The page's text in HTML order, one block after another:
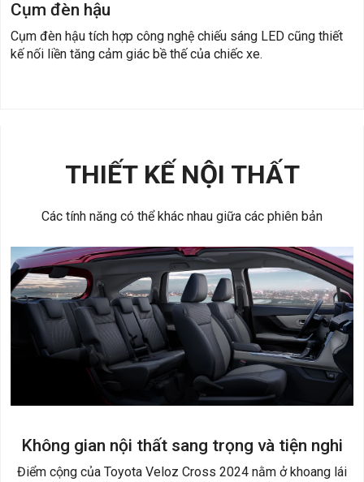
Cụm đèn hậu
Cụm đèn hậu tích hợp công nghệ chiếu sáng LED cũng thiết
kế nối liền tăng cảm giác bề thế của chiếc xe.
THIẾT KẾ NỘI THẤT
​Các tính năng có thể khác nhau giữa các phiên bản
Không gian nội thất sang trọng và tiện nghi
Điểm cộng của Toyota Veloz Cross 2024 nằm ở khoang lái